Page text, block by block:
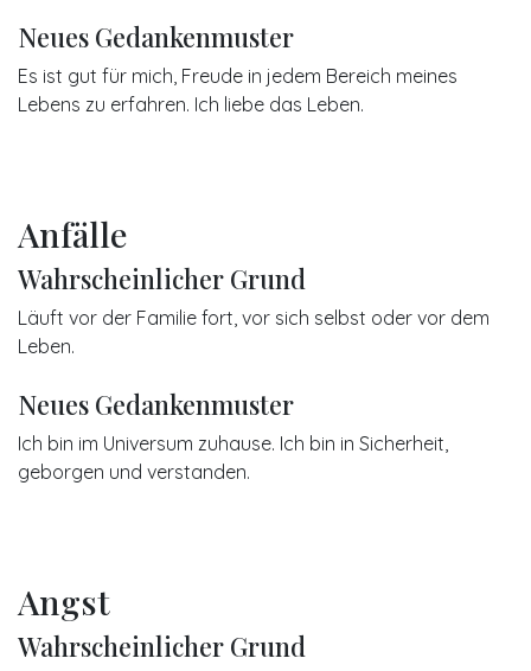
Neues Gedankenmuster
Es ist gut für mich, Freude in jedem Bereich meines
Lebens zu erfahren. Ich liebe das Leben.
Anfälle
Wahrscheinlicher Grund
Läuft vor der Familie fort, vor sich selbst oder vor dem
Leben.
Neues Gedankenmuster
Ich bin im Universum zuhause. Ich bin in Sicherheit,
geborgen und verstanden.
Angst
Wahrscheinlicher Grund